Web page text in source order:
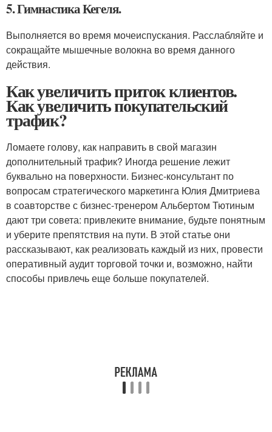
5. Гимнастика Кегеля.
Выполняется во время мочеиспускания. Расслабляйте и
сокращайте мышечные волокна во время данного
действия.
Как увеличить приток клиентов.
Как увеличить покупательский
трафик?
Ломаете голову, как направить в свой магазин
дополнительный трафик? Иногда решение лежит
буквально на поверхности. Бизнес-консультант по
вопросам стратегического маркетинга Юлия Дмитриева
в соавторстве с бизнес-тренером Альбертом Тютиным
дают три совета: привлеките внимание, будьте понятным
и уберите препятствия на пути. В этой статье они
рассказывают, как реализовать каждый из них, провести
оперативный аудит торговой точки и, возможно, найти
способы привлечь еще больше покупателей.